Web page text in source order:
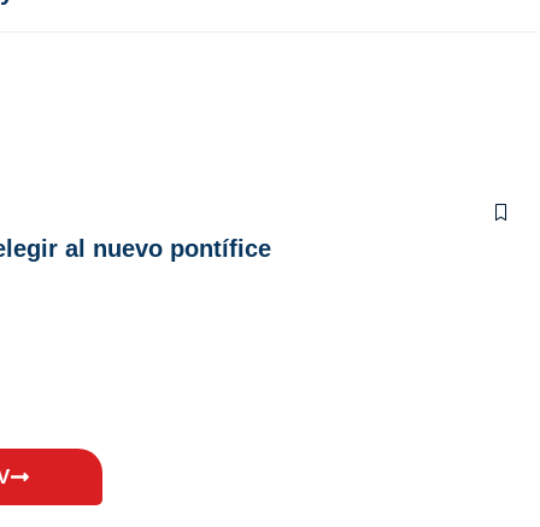
al nuevo pontífice